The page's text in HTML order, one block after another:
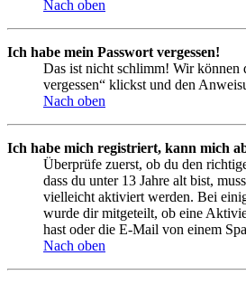
Nach oben
Ich habe mein Passwort vergessen!
Das ist nicht schlimm! Wir können
vergessen“ klickst und den
Nach oben
Ich habe mich registriert, kann mich
Überprüfe zuerst, ob du den
dass du unter 13 Jahre alt bist,
vielleicht aktiviert werden. Bei
wurde dir mitgeteilt, ob eine
hast oder die E-Mail von einem
Nach oben